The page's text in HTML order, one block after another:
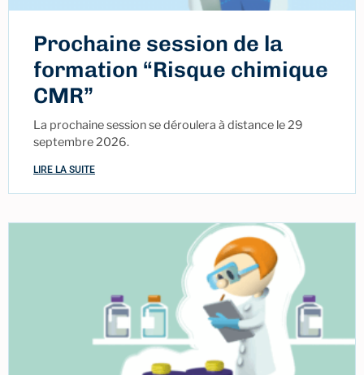
Prochaine session de la
formation “Risque chimique
CMR”
La prochaine session se déroulera à distance le 29
septembre 2026.
LIRE LA SUITE